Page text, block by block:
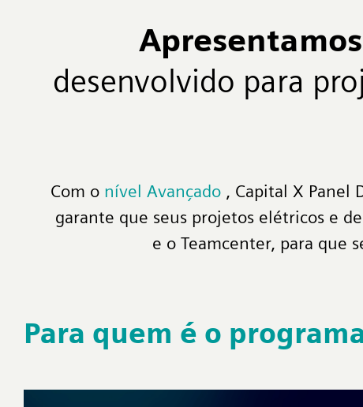
Apresentamos
desenvolvido para
Com o nível Avançado, Capital X Panel
garante que seus projetos elétricos e
e o Teamcenter, para que
Para quem é o